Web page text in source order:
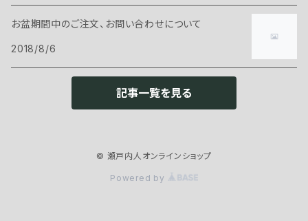
お盆期間中のご注文、お問い合わせについて
2018/8/6
記事一覧を見る
© 瀬戸内人オンラインショップ
Powered by